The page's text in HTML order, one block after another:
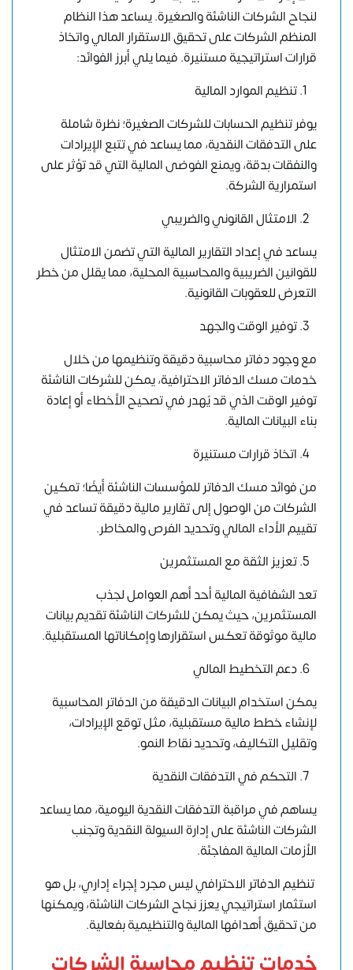
لنجاح الشركات الناشئة والصغيرة. يساعد هذا النظام
المنظم الشركات على تحقيق الاستقرار المالي واتخاذ
قرارات استراتيجية مستنيرة. فيما يلي أبرز الفوائد:
تنظيم الموارد المالية
يوفر تنظيم الحسابات للشركات الصغيرة؛ نظرة شاملة
على التدفقات النقدية، مما يساعد في تتبع الإيرادات
والنفقات بدقة، ويمنع الفوضى المالية التي قد تؤثر على
استمرارية الشركة.
الامتثال القانوني والضريبي
يساعد في إعداد التقارير المالية التي تضمن الامتثال
للقوانين الضريبية والمحاسبية المحلية، مما يقلل من خطر
التعرض للعقوبات القانونية.
توفير الوقت والجهد
مع وجود دفاتر محاسبية دقيقة وتنظيمها من خلال
خدمات مسك الدفاتر الاحترافية، يمكن للشركات الناشئة
توفير الوقت الذي قد يُهدر في تصحيح الأخطاء أو إعادة
بناء البيانات المالية.
اتخاذ قرارات مستنيرة
من فوائد مسك الدفاتر للمؤسسات الناشئة أيضًا؛ تمكين
الشركات من الوصول إلى تقارير مالية دقيقة تساعد في
تقييم الأداء المالي وتحديد الفرص والمخاطر.
تعزيز الثقة مع المستثمرين
تعد الشفافية المالية أحد أهم العوامل لجذب
المستثمرين، حيث يمكن للشركات الناشئة تقديم بيانات
مالية موثوقة تعكس استقرارها وإمكاناتها المستقبلية.
دعم التخطيط المالي
يمكن استخدام البيانات الدقيقة من الدفاتر المحاسبية
لإنشاء خطط مالية مستقبلية، مثل توقع الإيرادات،
وتقليل التكاليف، وتحديد نقاط النمو.
التحكم في التدفقات النقدية
يساهم في مراقبة التدفقات النقدية اليومية، مما يساعد
الشركات الناشئة على إدارة السيولة النقدية وتجنب
الأزمات المالية المفاجئة.
تنظيم الدفاتر الاحترافي ليس مجرد إجراء إداري، بل هو
استثمار استراتيجي يعزز نجاح الشركات الناشئة، ويمكنها
من تحقيق أهدافها المالية والتنظيمية بفعالية.